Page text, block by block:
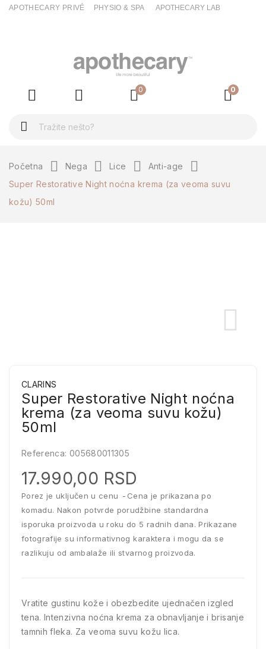
APOTHECARY PRIVÉ PHYSIO & SPA APOTHECARY LAB
0 0
Početna Nega Lice
Anti-age
Super Restorative Night noćna krema (za veoma suvu
kožu) 50ml
CLARINS
Super Restorative Night noćna
krema (za veoma suvu kožu)
50ml
Referenca: 005680011305
17.990,00 RSD
Porez je uključen u cenu
Cena je prikazana po
komadu. Nakon potvrde porudžbine standardna
isporuka proizvoda u roku do 5 radnih dana. Prikazane
fotografije su informativnog karaktera i mogu da se
razlikuju od ambalaže ili stvarnog proizvoda.
Vratite gustinu kože i obezbedite ujednačen izgled
tena. Intenzivna noćna krema za obnavljanje i brisanje
tamnih fleka. Za veoma suvu kožu lica.